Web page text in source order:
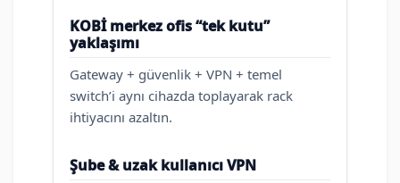
KOBİ merkez ofis “tek kutu”
yaklaşımı
Gateway + güvenlik + VPN + temel
switch’i aynı cihazda toplayarak rack
ihtiyacını azaltın.
Şube & uzak kullanıcı VPN